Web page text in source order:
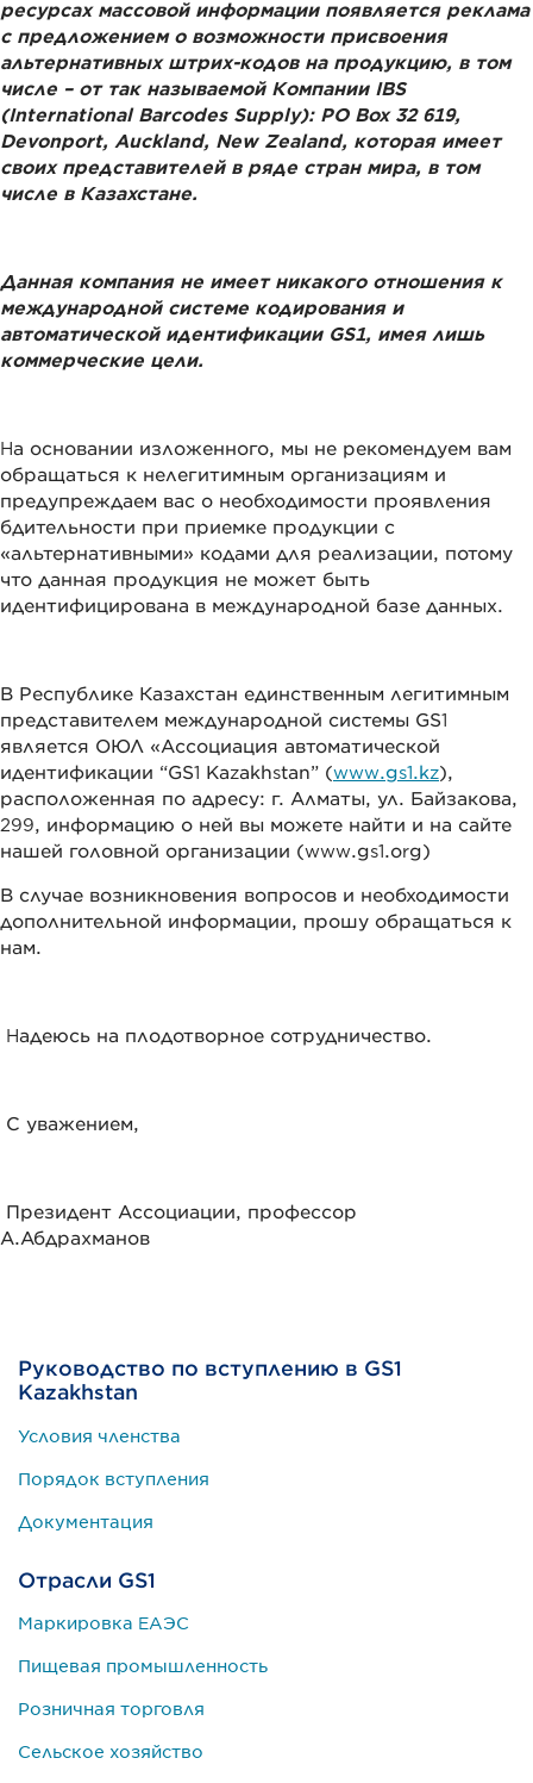
ресурсах массовой информации появляется реклама
с предложением о возможности присвоения
альтернативных штрих-кодов на продукцию, в том
числе – от так называемой Компании IBS
(International Barcodes Supply): PO Box 32 619,
Devonport, Auckland, New Zealand, которая имеет
своих представителей в ряде стран мира, в том
числе в Казахстане.
Данная компания не имеет никакого отношения к
международной системе кодирования и
автоматической идентификации GS1, имея лишь
коммерческие цели.
На основании изложенного, мы не рекомендуем вам
обращаться к нелегитимным организациям и
предупреждаем вас о необходимости проявления
бдительности при приемке продукции с
«альтернативными» кодами для реализации, потому
что данная продукция не может быть
идентифицирована в международной базе данных.
В Республике Казахстан единственным легитимным
представителем международной системы GS1
является ОЮЛ «Ассоциация автоматической
идентификации “GS1 Kazakhstan” (www.gs1.kz),
расположенная по адресу: г. Алматы, ул. Байзакова,
299, информацию о ней вы можете найти и на сайте
нашей головной организации (www.gs1.org)
В случае возникновения вопросов и необходимости
дополнительной информации, прошу обращаться к
нам.
Надеюсь на плодотворное сотрудничество.
С уважением,
Президент Ассоциации, профессор
А.Абдрахманов
Руководство по вступлению в GS1
Kazakhstan
Условия членства
Порядок вступления
Документация
Отрасли GS1
Маркировка ЕАЭС
Пищевая промышленность
Розничная торговля
Сельское хозяйство